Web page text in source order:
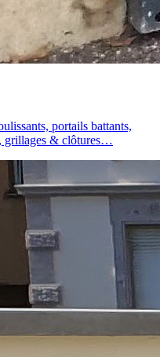
portails battants,
grillages & clôtures…